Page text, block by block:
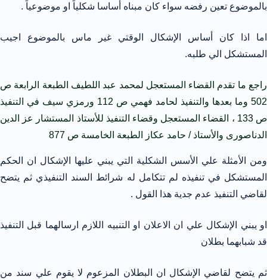
بالموضوع تعين رفضه سواء كان مبناه أساسا شكلياً او موضوعياً .
اما اذا كان أساس الإشكال الوقتي غير ماس بالموضوع اجيب
المستشكل الي طلبه.
راجع ما تقدم القضاء المستعجل لمحمد عبد اللطيف الطبعة الرابعة ص
502 وما بعدها والتنفيذ لحامد فهمي ص 112 ورمزي سيف في التنفيذ
ص 133 ، القضاء المستعجل وقضاء التنفيذ للأستاذ المستشار عز الدين
الدناصورى والأستاذ / حامد عكاز الطبعة الخامسة ص 877
ومن الأمثلة علي الأسس الشكلية التي يبني عليها الإشكال ان الحكم
المستشكل في تنفيذه لم تتكامل له شرائط السند التنفيذي ثم يتضح
لقاضي التنفيذ عدم جدية هذا القول .
او يبني الإشكال علي ان الاعلان او التنبيه اللازم ارسالهما قبل التنفيذ
قد شبابهما بطلان
ثم يتضح لقاضي الإشكال ان البطلان المزعوم لا يقوم علي سند من